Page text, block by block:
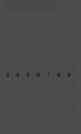
3 4 5 6 7 8 9